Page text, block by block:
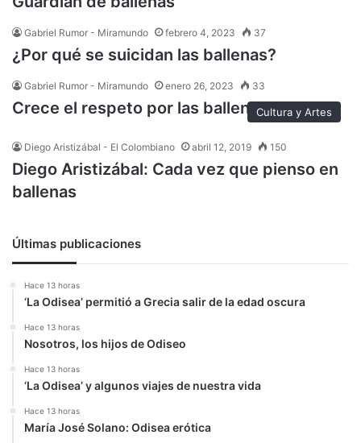
Gabriel Rumor - Miramundo febrero 4, 2023 37
¿Por qué se suicidan las ballenas?
Gabriel Rumor - Miramundo enero 26, 2023 33
Crece el respeto por las ballenasCultura y Artes
Diego Aristizábal - El Colombiano abril 12, 2019 150
Diego Aristizábal: Cada vez que pienso en
ballenas
Últimas publicaciones
Hace 13 horas
‘La Odisea’ permitió a Grecia salir de la edad oscura
Hace 13 horas
Nosotros, los hijos de Odiseo
Hace 13 horas
‘La Odisea’ y algunos viajes de nuestra vida
Hace 13 horas
María José Solano: Odisea erótica